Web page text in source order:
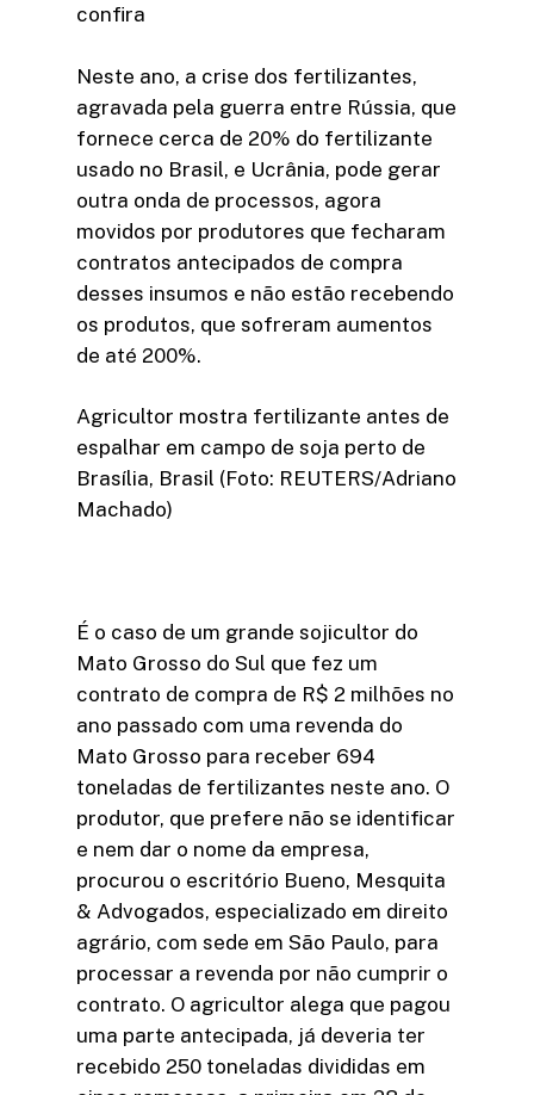
confira
Neste ano, a crise dos fertilizantes,
agravada pela guerra entre Rússia, que
fornece cerca de 20% do fertilizante
usado no Brasil, e Ucrânia, pode gerar
outra onda de processos, agora
movidos por produtores que fecharam
contratos antecipados de compra
desses insumos e não estão recebendo
os produtos, que sofreram aumentos
de até 200%.
Agricultor mostra fertilizante antes de
espalhar em campo de soja perto de
Brasília, Brasil (Foto: REUTERS/Adriano
Machado)
É o caso de um grande sojicultor do
Mato Grosso do Sul que fez um
contrato de compra de R$ 2 milhões no
ano passado com uma revenda do
Mato Grosso para receber 694
toneladas de fertilizantes neste ano. O
produtor, que prefere não se identificar
e nem dar o nome da empresa,
procurou o escritório Bueno, Mesquita
& Advogados, especializado em direito
agrário, com sede em São Paulo, para
processar a revenda por não cumprir o
contrato. O agricultor alega que pagou
uma parte antecipada, já deveria ter
recebido 250 toneladas divididas em